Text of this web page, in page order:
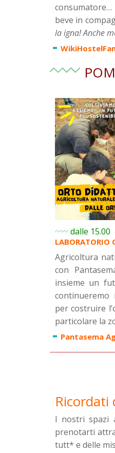
beve in
la igna! Anche
dalle 15.00
LABORATORIO
Agricoltura
con
insieme un
per costruire
particolare la
Pantasema
Ricordati
I nostri spazi
prenotarti
tutt* e delle